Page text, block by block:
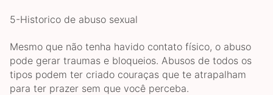
5-Historico de abuso sexual
Mesmo que não tenha havido contato físico, o abuso
pode gerar traumas e bloqueios. Abusos de todos os
tipos podem ter criado couraças que te atrapalham
para ter prazer sem que você perceba.